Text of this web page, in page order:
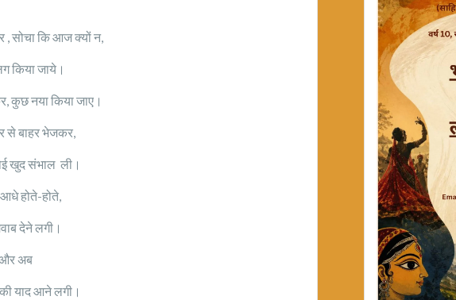
सोचा कि आज क्यों न,
किया जाये।
कुछ नया किया जाए।
से बाहर भेजकर,
खुद संभाल ली।
होते-होते,
देने लगी।
अब
याद आने लगी।